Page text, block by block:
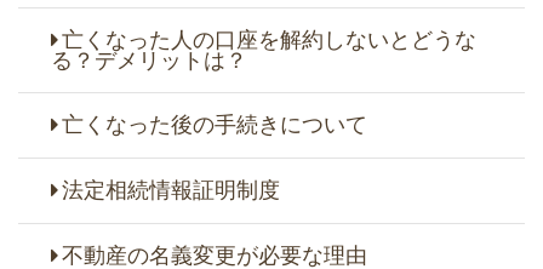
亡くなった人の口座を解約しないとどうな
る？デメリットは？
亡くなった後の手続きについて
法定相続情報証明制度
不動産の名義変更が必要な理由